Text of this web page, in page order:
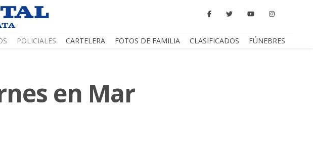
POLICIALES CARTELERA FOTOS DE FAMILIA CLASIFICADOS FÚNEBRES
en Mar